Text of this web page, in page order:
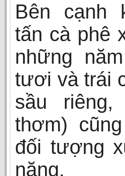
Bên cạnh
tấn cà phê
những
tươi và trái
sầu riêng,
thơm)
đối tượng
năng.